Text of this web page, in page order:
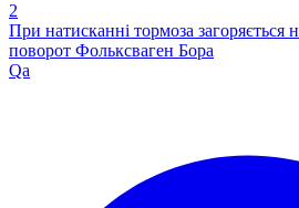
2
При натисканні тормоза загоряється
поворот Фольксваген Бора
Qa